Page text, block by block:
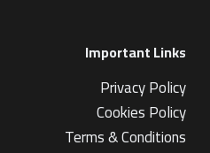
Important Links
Privacy Policy
Cookies Policy
Terms & Conditions